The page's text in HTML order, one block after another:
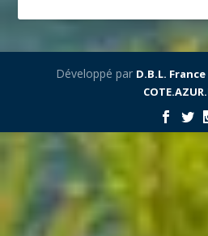
Développé par D.B.L. France